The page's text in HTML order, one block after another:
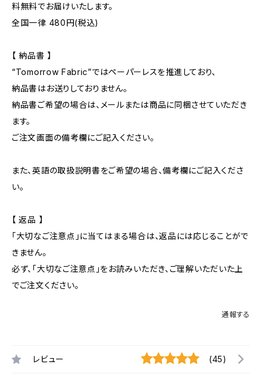
料無料でお届けいたします。
全国一律 480円(税込)
【 納品書 】
“Tomorrow Fabric”ではペーパーレスを推進しており、
納品書はお送りしておりません。
納品書ご希望の場合は、メールまたは商品に同梱させていただき
ます。
ご注文画面の備考欄にご記入ください。
また、英語の取扱説明書をご希望の場合、備考欄にご記入くださ
い。
【 返品 】
「大切なご注意点」に当てはまる場合は、返品には応じることがで
きません。
必ず、「大切なご注意点」をお読みいただき、ご理解いただいた上
でご注文ください。
通報する
レビュー (45)